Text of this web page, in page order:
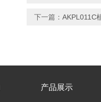
下一篇： AKPL011C
产品展示